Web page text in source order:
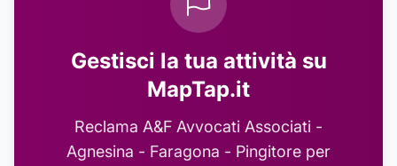
Gestisci la tua attività su
MapTap.it
Reclama A&F Avvocati Associati -
Agnesina - Faragona - Pingitore per